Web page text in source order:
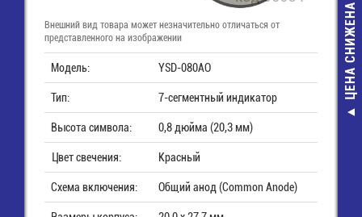
-> ± 5V -
ЦЕНА СНИЖЕНА
Внешний вид товара может незначительно отличаться от
представленного на изображении
Модель: YSD-080AO
Тип: 7-сегментный индикатор
Высота символа: 0,8 дюйма (20,3 мм)
Цвет свечения: Красный
Схема включения: Общий анод (Common Anode)